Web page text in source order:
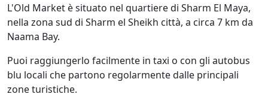
L'Old Market è situato nel quartiere di Sharm El Maya,
nella zona sud di Sharm el Sheikh città, a circa 7 km da
Naama Bay.
Puoi raggiungerlo facilmente in taxi o con gli autobus
blu locali che partono regolarmente dalle principali
zone turistiche.